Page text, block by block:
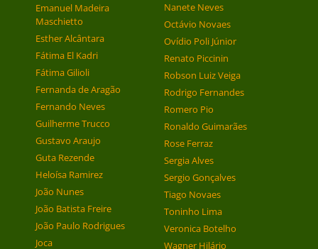
Emanuel Madeira
Maschietto
Esther Alcântara
Fátima El Kadri
Fátima Gilioli
Fernanda de Aragão
Fernando Neves
Guilherme Trucco
Gustavo Araujo
Guta Rezende
Heloísa Ramirez
João Nunes
João Batista Freire
João Paulo Rodrigues
Joca
Nanete Neves
Octávio Novaes
Ovídio Poli Júnior
Renato Piccinin
Robson Luiz Veiga
Rodrigo Fernandes
Romero Pio
Ronaldo Guimarães
Rose Ferraz
Sergia Alves
Sergio Gonçalves
Tiago Novaes
Toninho Lima
Veronica Botelho
Wagner Hilário